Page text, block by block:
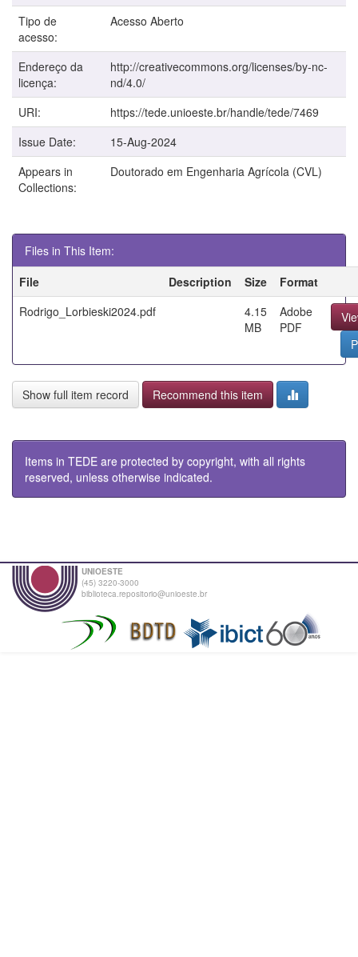
Tipo de
acesso:
Acesso Aberto
Endereço da
licença:
http://creativecommons.org/licenses/by-nc-
nd/4.0/
URI:
https://tede.unioeste.br/handle/tede/7469
Issue Date:
15-Aug-2024
Appears in
Collections:
Doutorado em Engenharia Agrícola (CVL)
Files in This Item:
File
Description Size
Format
Rodrigo_Lorbieski2024.pdf
4.15
MB
Adobe
PDF
Show full item record Recommend this item
Items in TEDE are protected by copyright, with all rights
reserved, unless otherwise indicated.
UNIOESTE
(45) 3220-3000
biblioteca.repositorio@unioeste.br